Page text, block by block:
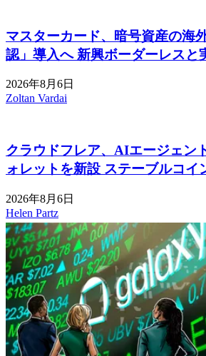
マスターカード、暗号資産の海
認」導入へ 新興ボーダーレスと
2026年8月6日
Zoltan Vardai
クラウドフレア、AIエージェン
ォレットを新設 ステーブルコイ
2026年8月6日
Helen Partz